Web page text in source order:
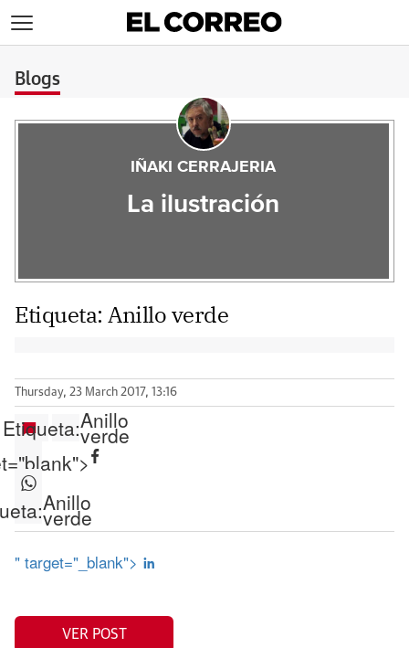
Blogs
IÑAKI CERRAJERIA
La ilustración
Etiqueta:Anillo verde
Thursday, 23 March 2017, 13:16
Etiqueta:Anillo
verde
Anillo
verde
" target="_blank">
VER POST